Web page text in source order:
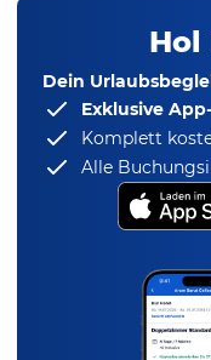
Hol
Dein
Exklusive
Komplett
Alle